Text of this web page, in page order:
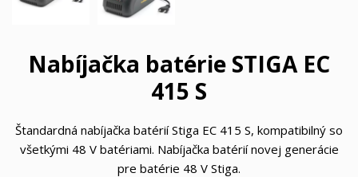
Nabíjačka batérie STIGA EC
415 S
Štandardná nabíjačka batérií Stiga EC 415 S, kompatibilný so
všetkými 48 V batériami. Nabíjačka batérií novej generácie
pre batérie 48 V Stiga.